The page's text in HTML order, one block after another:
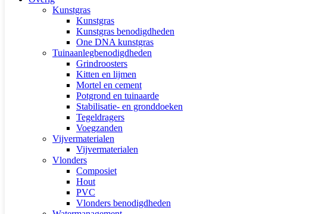
Kunstgras
Kunstgras
Kunstgras benodigdheden
One DNA kunstgras
Tuinaanlegbenodigdheden
Grindroosters
Kitten en lijmen
Mortel en cement
Potgrond en tuinaarde
Stabilisatie- en gronddoeken
Tegeldragers
Voegzanden
Vijvermaterialen
Vijvermaterialen
Vlonders
Composiet
Hout
PVC
Vlonders benodigdheden